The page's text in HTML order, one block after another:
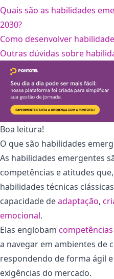
Quais são as habilidades
2030?
Como desenvolver
Outras dúvidas sobre
Boa leitura!
O que são habilidades
As habilidades emergentes
competências e atitudes
habilidades técnicas
capacidade deadaptação,
emocional.
Elas englobam competências
a navegar em ambientes de
respondendo de forma ágil
exigências do mercado.